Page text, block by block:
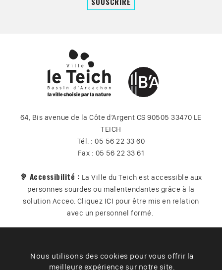
64, Bis avenue de la Côte d’Argent CS 90505 33470 LE
TEICH
Tél. : 05 56 22 33 60
Fax : 05 56 22 33 61
🦻 Accessibilité : La Ville du Teich est accessible aux
personnes sourdes ou malentendantes grâce à la
solution Acceo. Cliquez ICI pour être mis en relation
avec un personnel formé.
Plan du site Contact Vos données
Cookies
Nous utilisons des cookies pour vous offrir la
meilleure expérience sur notre site.